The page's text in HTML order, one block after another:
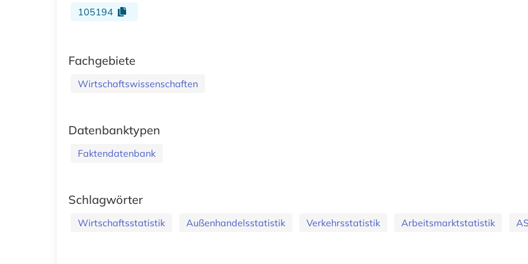
105194
Fachgebiete
Wirtschaftswissenschaften
Datenbanktypen
Faktendatenbank
Schlagwörter
Wirtschaftsstatistik Außenhandelsstatistik Verkehrsstatistik Arbeitsmarktstatistik